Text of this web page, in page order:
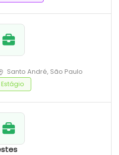
Santo André, São Paulo
Estágio